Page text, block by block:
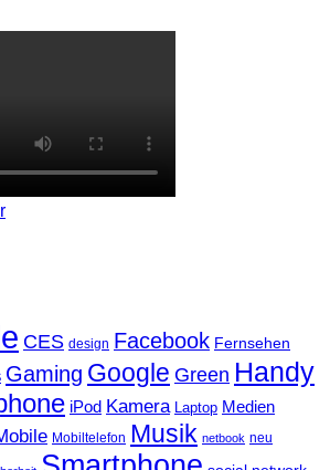
CES design Facebook Fernsehen
Gaming Google Green Handy
iPod Kamera Laptop Medien
Mobiltelefon Musik netbook neu